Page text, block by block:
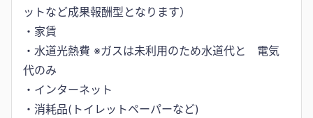
ットなど成果報酬型となります）
・家賃
・水道光熱費 ※ガスは未利用のため水道代と 電気
代のみ
・インターネット
・消耗品(トイレットペーパーなど)